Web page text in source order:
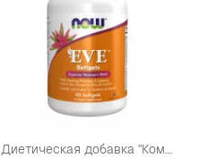
Диетическая добавка "Комплекс для женщин" в мягких капсулах